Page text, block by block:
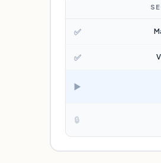
✅
✅
▶️
🔒